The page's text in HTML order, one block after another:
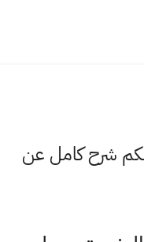
شرح كامل عن